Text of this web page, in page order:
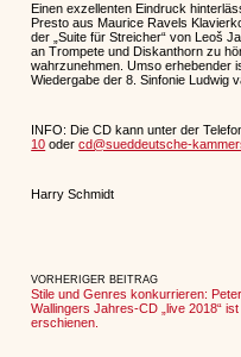
Einen exzellenten Eindruck
Presto aus Maurice Ravels
der „Suite für Streicher“ von Leoš
an Trompete und Diskanthorn zu
wahrzunehmen. Umso erhebender
Wiedergabe der 8. Sinfonie Ludwig
INFO: Die CD kann unter der
10 odercd@sueddeutsche-
Harry Schmidt
VORHERIGER BEITRAG
Stile und Genres konkurrieren: Peter
Wallingers Jahres-CD „live 2018“ ist
erschienen.